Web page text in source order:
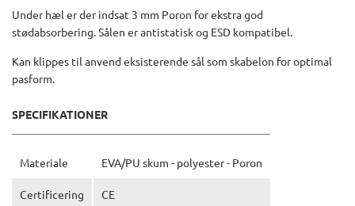
Under hæl er der indsat 3 mm Poron for ekstra god
stødabsorbering. Sålen er antistatisk og ESD kompatibel.
Kan klippes til anvend eksisterende sål som skabelon for optimal
pasform.
SPECIFIKATIONER
Materiale EVA/PU skum - polyester - Poron
Certificering CE